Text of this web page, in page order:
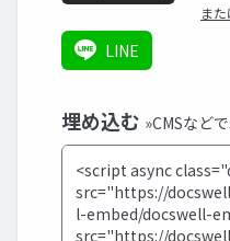
ま
LINE
埋め込む »CMSなど